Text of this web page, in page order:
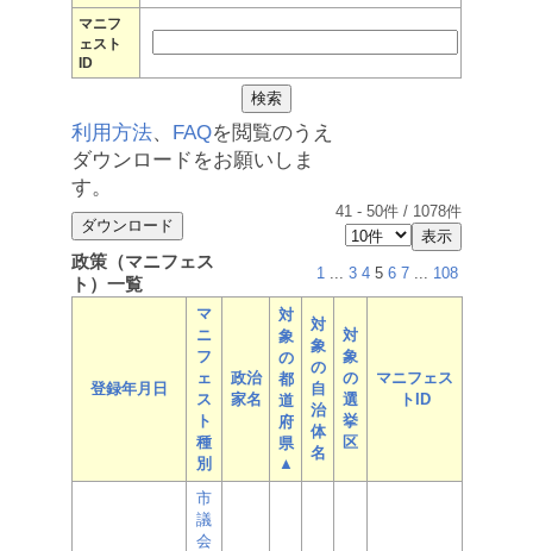
マニフ
ェスト
ID
利用方法、 FAQを閲覧のうえ
ダウンロードをお願いしま
す。
41 - 50件 / 1078件
政策（マニフェス
ト）一覧
1 ... 3 4 5 6 7 ... 108
登録年月日
マ
ニ
フ
ェ
ス
ト
種
別
政治
家名
対
象
の
都
道
府
県
▲
対
象
の
自
治
体
名
対
象
の
選
挙
区
マニフェス
トID
市
議
会